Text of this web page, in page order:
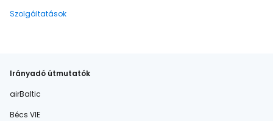
Szolgáltatások
Irányadó útmutatók
airBaltic
Bécs VIE